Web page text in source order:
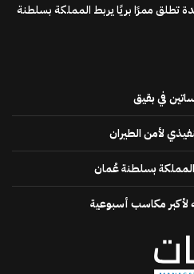
تطلق ممرًا بريًا يربط المملكة بسلطنة
في بقيق
لأمن الطيران
المملكة بسلطنة عُمان
مكاسب أسبوعية